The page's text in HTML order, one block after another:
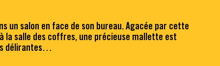
un salon en face de son bureau. Agacée par cette
la salle des coffres, une précieuse mallette est
délirantes…